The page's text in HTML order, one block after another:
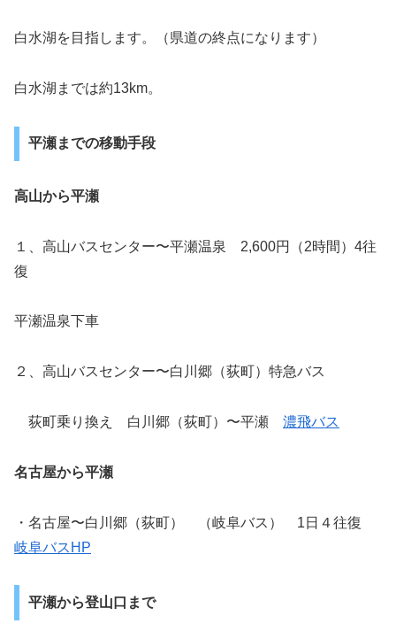
白水湖を目指します。（県道の終点になります）
白水湖までは約13km。
平瀬までの移動手段
高山から平瀬
１、高山バスセンター〜平瀬温泉 2,600円（2時間）4往
復
平瀬温泉下車
２、高山バスセンター〜白川郷（荻町）特急バス
荻町乗り換え 白川郷（荻町）〜平瀬 濃飛バス
名古屋から平瀬
・名古屋〜白川郷（荻町） （岐阜バス） 1日４往復
岐阜バスHP
平瀬から登山口まで